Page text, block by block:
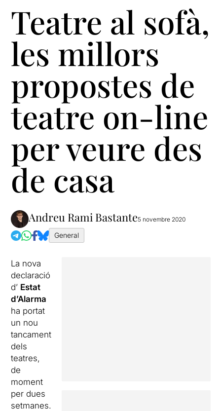
Teatre al sofà,
les millors
propostes de
teatre on-line
per veure des
de casa
Andreu Rami Bastante5 novembre 2020
General
La nova
declaració
d’ Estat
d’Alarma
ha portat
un nou
tancament
dels
teatres,
de
moment
per dues
setmanes.